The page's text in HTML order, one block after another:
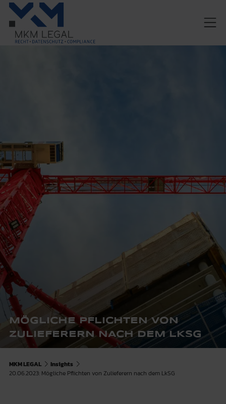
MÖGLICHE PFLICHTEN VON
ZULIEFERERN NACH DEM LKSG
MKM LEGAL
Insights
20.06.2023: Mögliche Pflichten von Zulieferern nach dem LkSG